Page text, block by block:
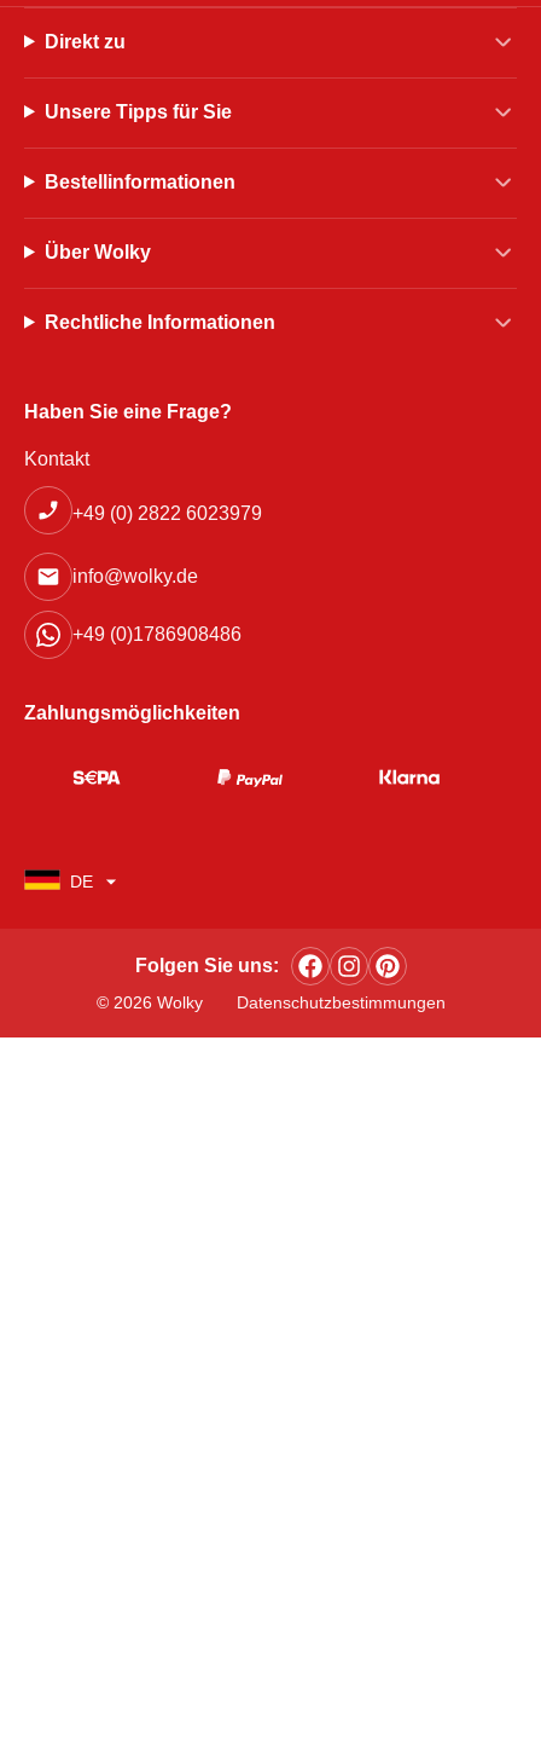
Direkt zu
Unsere Tipps für Sie
Bestellinformationen
Über Wolky
Rechtliche Informationen
Haben Sie eine Frage?
Kontakt
+49 (0) 2822 6023979
info@wolky.de
+49 (0)1786908486
Zahlungsmöglichkeiten
DE
© 2026 Wolky Datenschutzbestimmungen
Folgen Sie uns: